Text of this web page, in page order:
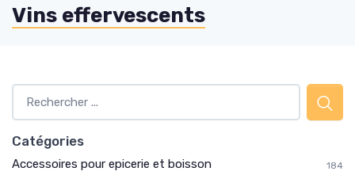
Vins effervescents
Catégories
Accessoires pour epicerie et boisson 184